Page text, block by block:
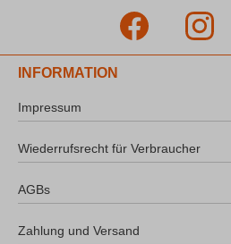
INFORMATION
Impressum
Wiederrufsrecht für Verbraucher
AGBs
Zahlung und Versand